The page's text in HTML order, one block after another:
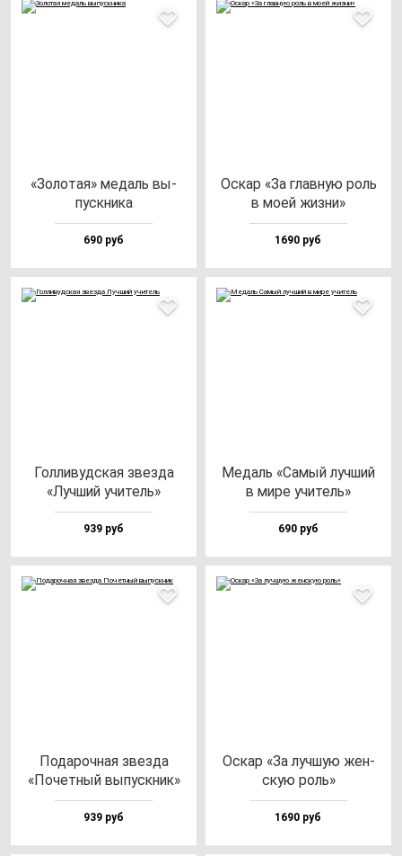
«Золо­тая» ме­даль вы­
пус­кни­ка
690 руб
Оскар «За глав­ную роль
в моей жиз­ни»
1690 руб
Гол­ли­вуд­ская звез­да
«Луч­ший учи­тель»
939 руб
Медаль «Самый луч­ший
в ми­ре учи­тель»
690 руб
Пода­роч­ная звез­да
«Почет­ный вы­пус­кник»
939 руб
Оскар «За луч­шую жен­
скую роль»
1690 руб